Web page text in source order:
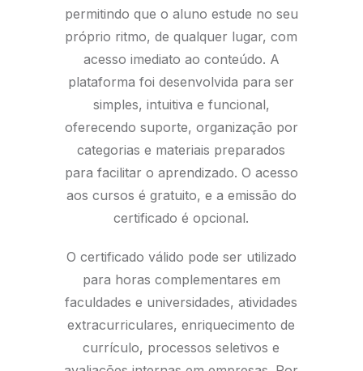
permitindo que o aluno estude no seu
próprio ritmo, de qualquer lugar, com
acesso imediato ao conteúdo. A
plataforma foi desenvolvida para ser
simples, intuitiva e funcional,
oferecendo suporte, organização por
categorias e materiais preparados
para facilitar o aprendizado. O acesso
aos cursos é gratuito, e a emissão do
certificado é opcional.
O certificado válido pode ser utilizado
para horas complementares em
faculdades e universidades, atividades
extracurriculares, enriquecimento de
currículo, processos seletivos e